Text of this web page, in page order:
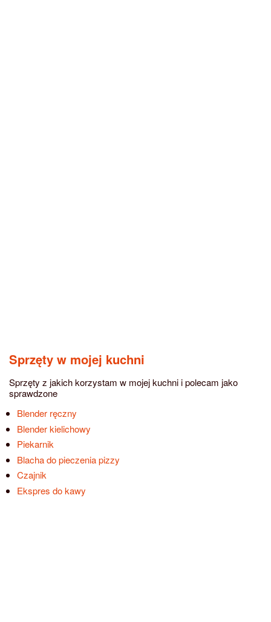
Sprzęty w mojej kuchni
Sprzęty z jakich korzystam w mojej kuchni i polecam jako
sprawdzone
Blender ręczny
Blender kielichowy
Piekarnik
Blacha do pieczenia pizzy
Czajnik
Ekspres do kawy